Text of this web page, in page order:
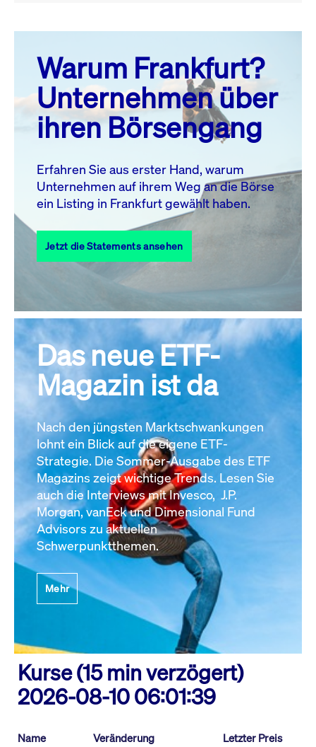
August 26
MO. DI. MI. DO. FR. SA. SO.
1
2
3
4 5 6 7 8
17 18 19 20 21 22
23
27 28
31
Alle Events
Warum Frankfurt?
Unternehmen über
ihren Börsengang
Erfahren Sie aus erster Hand, warum
Unternehmen auf ihrem Weg an die Börse
ein Listing in Frankfurt gewählt haben.
Jetzt die Statements ansehen
Das neue ETF-
Magazin ist da
Nach den jüngsten Marktschwankungen
lohnt ein Blick auf die eigene ETF-
Strategie. Die Sommer-Ausgabe des ETF
Magazins zeigt wichtige Trends. Lesen Sie
auch die Interviews mit Invesco, J.P.
Morgan, vanEck und Dimensional Fund
Advisors zu aktuellen
Schwerpunktthemen.
Mehr
Kurse (15 min verzögert)
2026-08-10 06:01:39
Name Veränderung Letzter Preis